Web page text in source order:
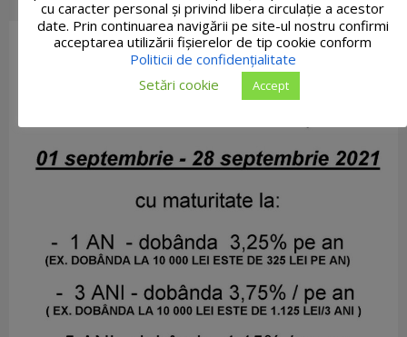
cu caracter personal și privind libera circulație a acestor
date. Prin continuarea navigării pe site-ul nostru confirmi
acceptarea utilizării fişierelor de tip cookie conform
Politicii de confidențialitate
Setări cookie
Accept